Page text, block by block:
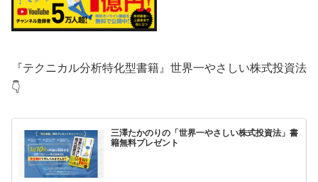
『テクニカル分析特化型書籍』世界一やさしい株式投資法
👇
三澤たかのりの「世界一やさしい株式投資法」書
籍無料プレゼント